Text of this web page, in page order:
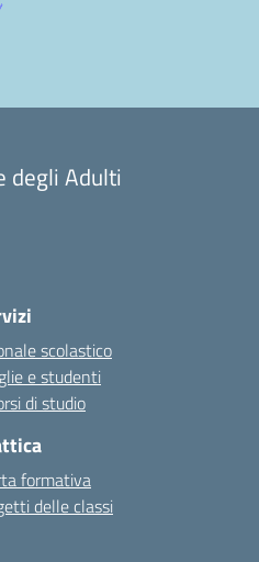
degli Adulti
scolastico
e studenti
di studio
formativa
delle classi